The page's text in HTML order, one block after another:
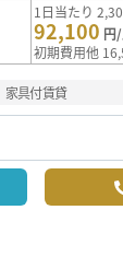
1日当たり
92,100 円
初期費用他
家具付賃貸